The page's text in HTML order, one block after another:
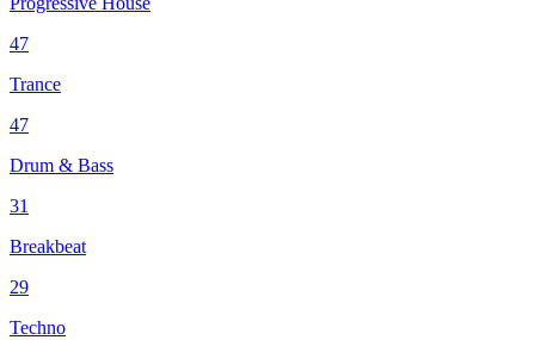
47
Trance
47
Drum & Bass
31
Breakbeat
29
Techno